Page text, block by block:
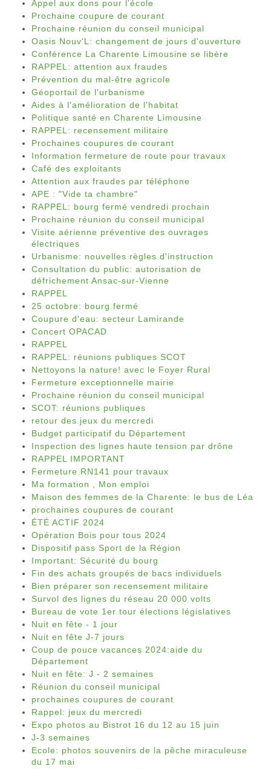
Appel aux dons pour l'école
Prochaine coupure de courant
Prochaine réunion du conseil municipal
Oasis Nouv'L: changement de jours d'ouverture
Conférence La Charente Limousine se libère
RAPPEL: attention aux fraudes
Prévention du mal-être agricole
Géoportail de l'urbanisme
Aides à l'amélioration de l'habitat
Politique santé en Charente Limousine
RAPPEL: recensement militaire
Prochaines coupures de courant
Information fermeture de route pour travaux
Café des exploitants
Attention aux fraudes par téléphone
APE : "Vide ta chambre"
RAPPEL: bourg fermé vendredi prochain
Prochaine réunion du conseil municipal
Visite aérienne préventive des ouvrages
électriques
Urbanisme: nouvelles règles d'instruction
Consultation du public: autorisation de
défrichement Ansac-sur-Vienne
RAPPEL
25 octobre: bourg fermé
Coupure d'eau: secteur Lamirande
Concert OPACAD
RAPPEL
RAPPEL: réunions publiques SCOT
Nettoyons la nature! avec le Foyer Rural
Fermeture exceptionnelle mairie
Prochaine réunion du conseil municipal
SCOT: réunions publiques
retour des jeux du mercredi
Budget participatif du Département
Inspection des lignes haute tension par drône
RAPPEL IMPORTANT
Fermeture RN141 pour travaux
Ma formation , Mon emploi
Maison des femmes de la Charente: le bus de Léa
prochaines coupures de courant
ÉTÉ ACTIF 2024
Opération Bois pour tous 2024
Dispositif pass Sport de la Région
Important: Sécurité du bourg
Fin des achats groupés de bacs individuels
Bien préparer son recensement militaire
Survol des lignes du réseau 20 000 volts
Bureau de vote 1er tour élections législatives
Nuit en fête - 1 jour
Nuit en fête J-7 jours
Coup de pouce vacances 2024:aide du
Département
Nuit en fête: J - 2 semaines
Réunion du conseil municipal
prochaines coupures de courant
Rappel: jeux du mercredi
Expo photos au Bistrot 16 du 12 au 15 juin
J-3 semaines
Ecole: photos souvenirs de la pêche miraculeuse
du 17 mai